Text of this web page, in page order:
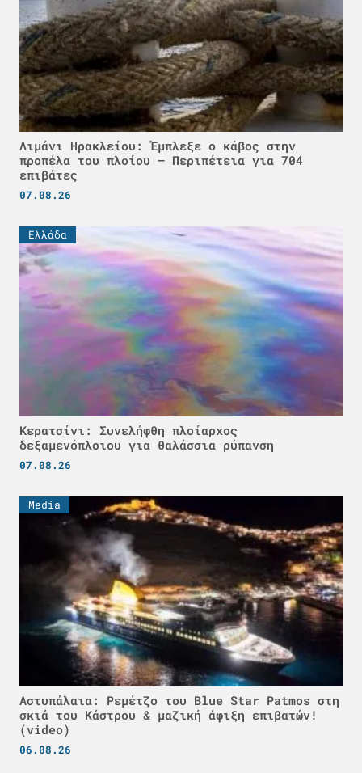
Λιμάνι Ηρακλείου: Έμπλεξε ο κάβος στην
προπέλα του πλοίου – Περιπέτεια για 704
επιβάτες
07.08.26
Ελλάδα
Κερατσίνι: Συνελήφθη πλοίαρχος
δεξαμενόπλοιου για θαλάσσια ρύπανση
07.08.26
Media
Αστυπάλαια: Ρεμέτζο του Blue Star Patmos στη
σκιά του Κάστρου & μαζική άφιξη επιβατών!
(video)
06.08.26